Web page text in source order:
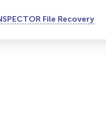
File Recovery